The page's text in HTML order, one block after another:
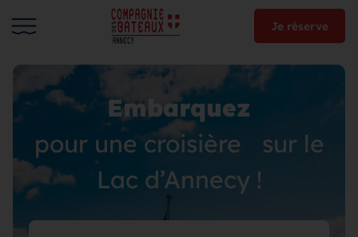
Je réserve
Embarquez
pour une croisière sur le
Lac d’Annecy !